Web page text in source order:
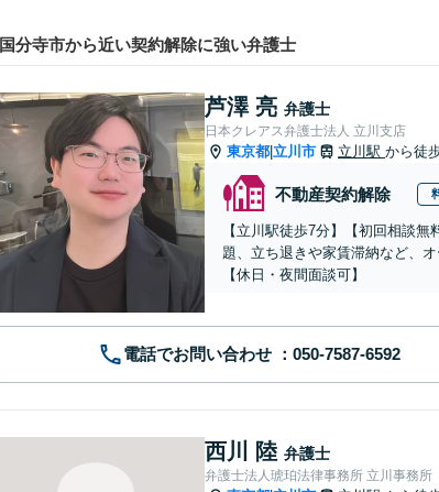
国分寺市から近い契約解除に強い弁護士
芦澤 亮 弁護士
日本クレアス弁護士法人 立川支店
東京都 立川市 立川駅 から徒
不動産契約解除
【立川駅徒歩7分】【初回相談
題、立ち退きや家賃滞納など、
【休日・夜間面談可】
電話でお問い合わせ
西川 陸 弁護士
弁護士法人琥珀法律事務所 立川事務所